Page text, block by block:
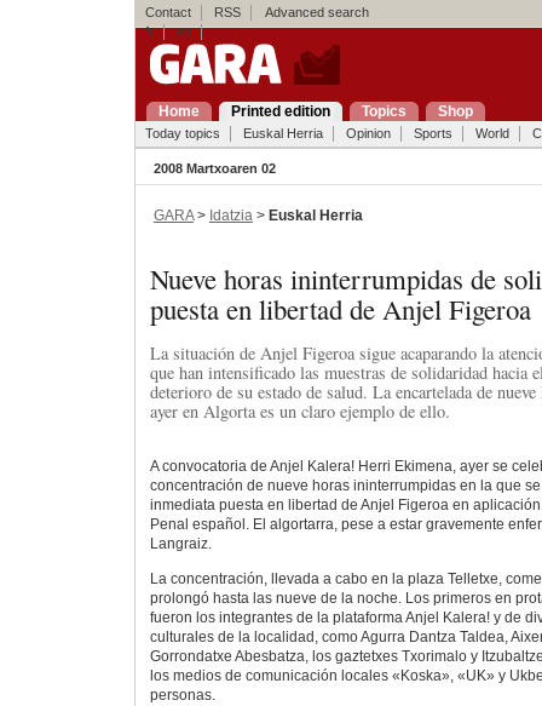
Contact RSS
Advanced search
fr
en
Home Printed edition Topics Shop
Today topics Euskal Herria Opinion Sports World
2008 Martxoaren 02
GARA> Idatzia > Euskal Herria
Nueve horas ininterrumpidas de
puesta en libertad de Anjel Figeroa
La situación de Anjel Figeroa sigue acaparando la
que han intensificado las muestras de solidaridad hacia
deterioro de su estado de salud. La encartelada de
ayer en Algorta es un claro ejemplo de ello.
A convocatoria de Anjel Kalera! Herri Ekimena, ayer se
concentración de nueve horas ininterrumpidas en la que
inmediata puesta en libertad de Anjel Figeroa en
Penal español. El algortarra, pese a estar gravemente
Langraiz.
La concentración, llevada a cabo en la plaza Telletxe,
prolongó hasta las nueve de la noche. Los primeros en
fueron los integrantes de la plataforma Anjel Kalera! y de
culturales de la localidad, como Agurra Dantza Taldea,
Gorrondatxe Abesbatza, los gaztetxes Txorimalo y
los medios de comunicación locales «Koska», «UK» y
personas.